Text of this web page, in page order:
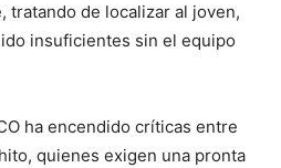
tratando de localizar al joven,
insuficientes sin el equipo
ha encendido críticas entre
quienes exigen una pronta